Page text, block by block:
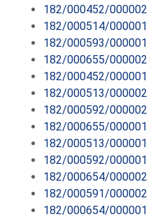
182/000452/000002
182/000514/000001
182/000593/000001
182/000655/000002
182/000452/000001
182/000513/000002
182/000592/000002
182/000655/000001
182/000513/000001
182/000592/000001
182/000654/000002
182/000591/000002
182/000654/000001